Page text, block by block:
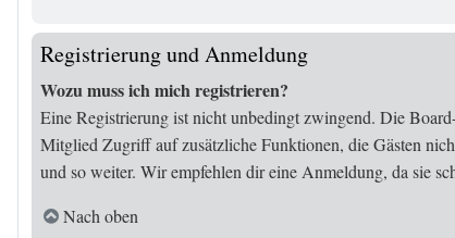
Registrierung und Anmeldung
Wozu muss ich mich registrieren?
Eine Registrierung ist nicht unbedingt zwingend. Die
Mitglied Zugriff auf zusätzliche Funktionen, die Gästen
und so weiter. Wir empfehlen dir eine Anmeldung, da sie
Nach oben